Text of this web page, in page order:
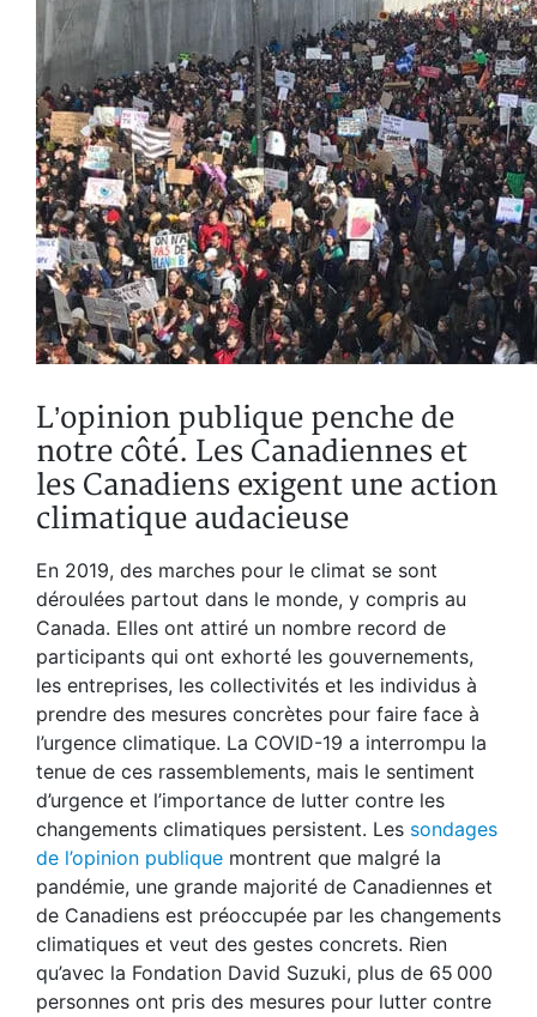
L’opinion publique penche de
notre côté. Les Canadiennes et
les Canadiens exigent une action
climatique audacieuse
En 2019, des marches pour le climat se sont
déroulées partout dans le monde, y compris au
Canada. Elles ont attiré un nombre record de
participants qui ont exhorté les gouvernements,
les entreprises, les collectivités et les individus à
prendre des mesures concrètes pour faire face à
l’urgence climatique. La COVID-19 a interrompu la
tenue de ces rassemblements, mais le sentiment
d’urgence et l’importance de lutter contre les
changements climatiques persistent. Les sondages
de l’opinion publique montrent que malgré la
pandémie, une grande majorité de Canadiennes et
de Canadiens est préoccupée par les changements
climatiques et veut des gestes concrets. Rien
qu’avec la Fondation David Suzuki, plus de 65 000
personnes ont pris des mesures pour lutter contre